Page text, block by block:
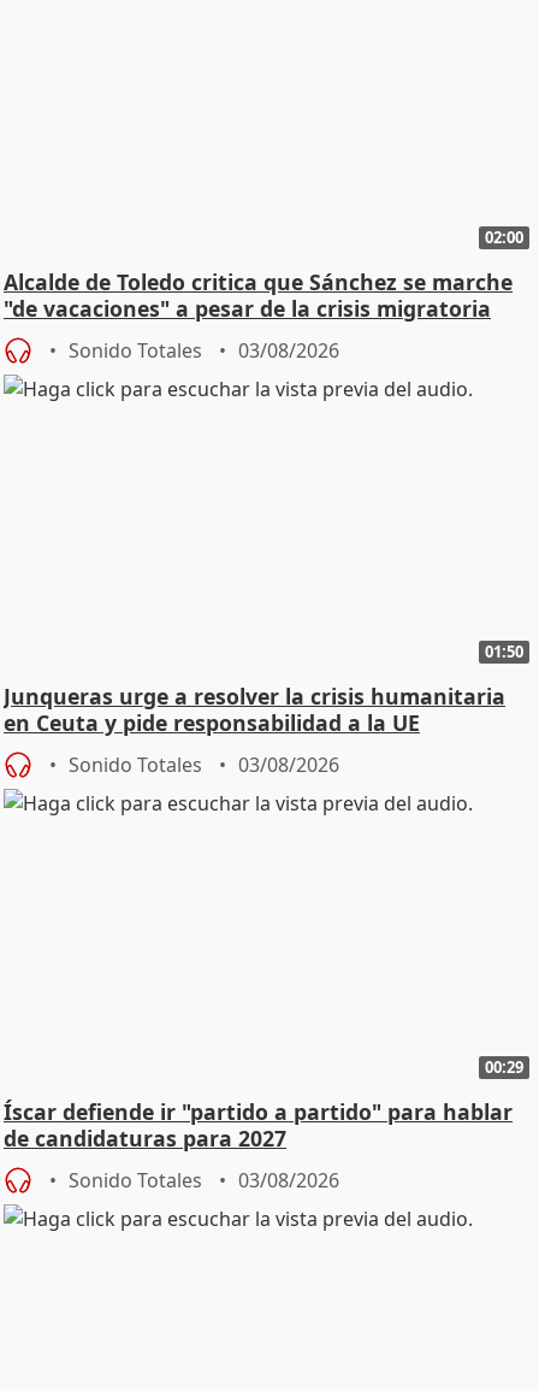
02:00
Alcalde de Toledo critica que Sánchez se marche
"de vacaciones" a pesar de la crisis migratoria
Sonido Totales 03/08/2026
01:50
Junqueras urge a resolver la crisis humanitaria
en Ceuta y pide responsabilidad a la UE
Sonido Totales 03/08/2026
00:29
Íscar defiende ir "partido a partido" para hablar
de candidaturas para 2027
Sonido Totales 03/08/2026